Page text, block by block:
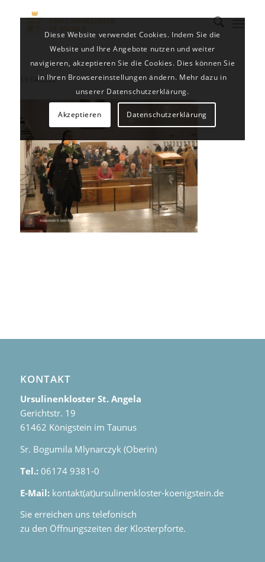
19.04.2022
KONTAKT
Ursulinenkloster St. Angela
Gerichtstr. 19
61462 Königstein im Taunus
Sr. Bogumila Mlynarczyk (Oberin)
Tel.: 06174 9381-0
E-Mail:kontakt(at)ursulinenkloster-koenigstein.de
Sie erreichen uns telefonisch
zu den Öffnungszeiten der Klosterpforte.
Diese Website verwendet Cookies. Indem Sie die
Website und Ihre Angebote nutzen und weiter
navigieren, akzeptieren Sie die Cookies. Dies können Sie
in Ihren Browsereinstellungen ändern. Mehr dazu in
unserer Datenschutzerklärung.
Akzeptieren Datenschutzerklärung